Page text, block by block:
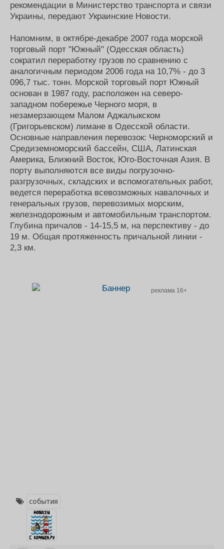
рекомендации в Министерство транспорта и связи
Украины, передают Украинские Новости.
Напомним, в октябре-декабре 2007 года морской
торговый порт "Южный" (Одесская область)
сократил переработку грузов по сравнению с
аналогичным периодом 2006 года на 10,7% - до 3
096,7 тыс. тонн. Морской торговый порт Южный
основан в 1987 году, расположен на северо-
западном побережье Черного моря, в
незамерзающем Малом Аджалыкском
(Григорьевском) лимане в Одесской области.
Основные направления перевозок: Черноморский и
Средиземноморский бассейн, США, Латинская
Америка, Ближний Восток, Юго-Восточная Азия. В
порту выполняются все виды погрузочно-
разгрузочных, складских и вспомогательных работ,
ведется переработка всевозможных навалочных и
генеральных грузов, перевозимых морским,
железнодорожным и автомобильным транспортом.
Глубина причалов - 14-15,5 м, на перспективу - до
19 м. Общая протяженность причальной линии -
2,3 км.
реклама 16+
события